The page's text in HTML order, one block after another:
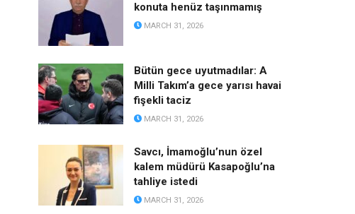
konuta henüz taşınmamış
MARCH 31, 2026
Bütün gece uyutmadılar: A
Milli Takım’a gece yarısı havai
fişekli taciz
MARCH 31, 2026
Savcı, İmamoğlu’nun özel
kalem müdürü Kasapoğlu’na
tahliye istedi
MARCH 31, 2026